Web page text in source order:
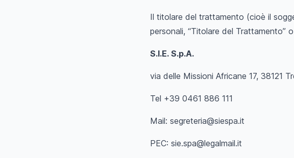
Il titolare del trattamento (cioè il
personali, “Titolare del Trattamento”
S.I.E. S.p.A.
via delle Missioni Africane 17, 38121
Tel +39 0461 886 111
Mail: segreteria@siespa.it
PEC: sie.spa@legalmail.it